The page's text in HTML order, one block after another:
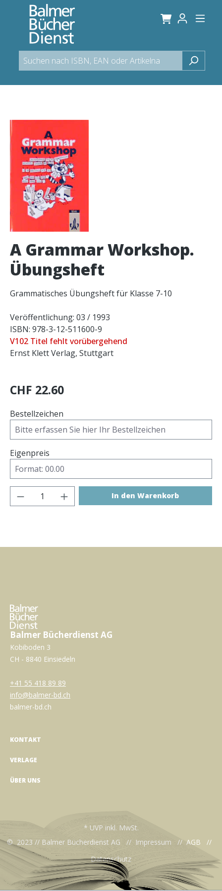
springen
Bildergalerie überspringen
A Grammar Workshop.
Übungsheft
Grammatisches Übungsheft für Klasse 7-10
Veröffentlichung: 03 / 1993
ISBN: 978-3-12-511600-9
V102 Titel fehlt vorübergehend
Ernst Klett Verlag, Stuttgart
CHF 22.60
Bestellzeichen
Eigenpreis
Produkt Anzahl: Gib den gewünschten
In den Warenkorb
Balmer Bücherdienst AG
Kobiboden 3
CH - 8840 Einsiedeln
+41 55 418 89 89
info@balmer-bd.ch
balmer-bd.ch
KONTAKT
VERLAGE
ÜBER UNS
* UVP inkl. MwSt.
© 2023 // Balmer Bücherdienst AG // Impressum // AGB //
Datenschutz